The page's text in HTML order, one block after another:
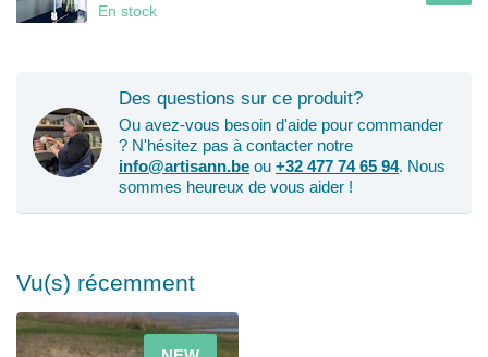
En stock
Des questions sur ce produit?
Ou avez-vous besoin d'aide pour commander
? N'hésitez pas à contacter notre
info@artisann.be ou +32 477 74 65 94. Nous
sommes heureux de vous aider !
Vu(s) récemment